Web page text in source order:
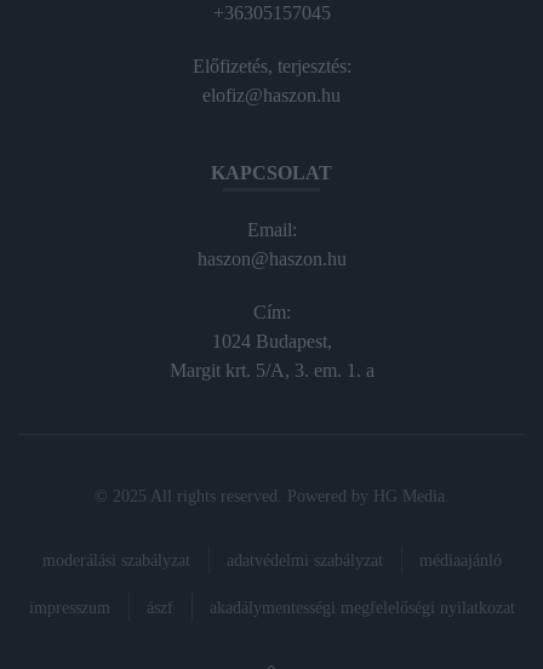
+36305157045
Előfizetés, terjesztés:
elofiz@haszon.hu
KAPCSOLAT
Email:
haszon@haszon.hu
Cím:
1024 Budapest,
Margit krt. 5/A, 3. em. 1. a
© 2025 All rights reserved. Powered by HG Media
moderálási szabályzat adatvédelmi szabályzat médiaajánló
impresszum ászf akadálymentességi megfelelőségi nyilatkozat